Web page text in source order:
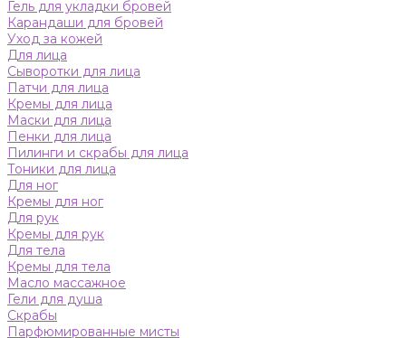
Гель для укладки бровей
Карандаши для бровей
Уход за кожей
Для лица
Сыворотки для лица
Патчи для лица
Кремы для лица
Маски для лица
Пенки для лица
Пилинги и скрабы для лица
Тоники для лица
Для ног
Кремы для ног
Для рук
Кремы для рук
Для тела
Кремы для тела
Масло массажное
Гели для душа
Скрабы
Парфюмированные мисты